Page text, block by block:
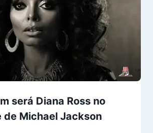
será Diana Ross no
de Michael Jackson